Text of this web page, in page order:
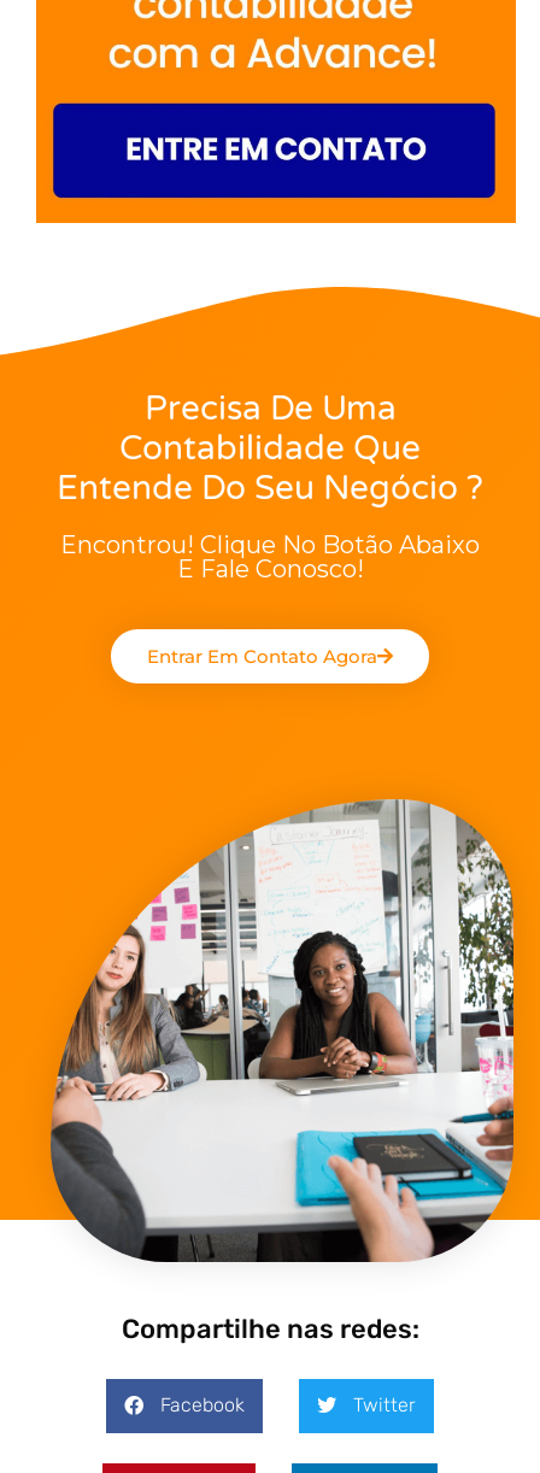
Precisa De Uma
Contabilidade Que
Entende Do Seu Negócio ?
Encontrou! Clique No Botão Abaixo
E Fale Conosco!
Entrar Em Contato Agora
Compartilhe nas redes:
Facebook Twitter